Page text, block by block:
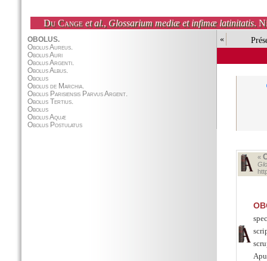
Du Cange et al., Glossarium mediæ et infimæ latinitatis.
«
«